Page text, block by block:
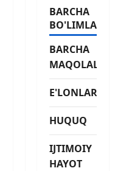
BARCHA
BO'LIMLAR
BARCHA
MAQOLALAR
E'LONLAR
HUQUQ
IJTIMOIY
HAYOT